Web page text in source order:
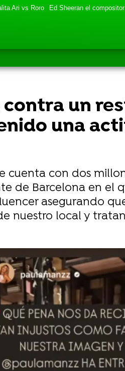
Ari vs Roro Ed Sheeran el
contra un
una
cuenta con dos
de Barcelona en el
asegurando
nuestro local y